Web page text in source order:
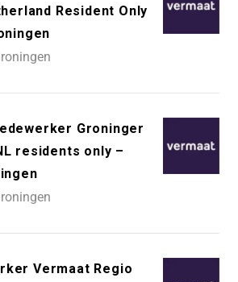
Resident Only
Groninger
residents only –
Vermaat Regio